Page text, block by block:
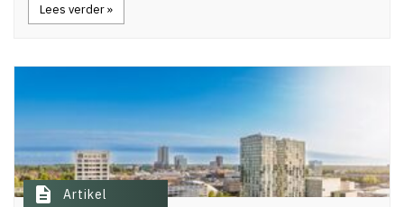
Lees verder »
description Artikel